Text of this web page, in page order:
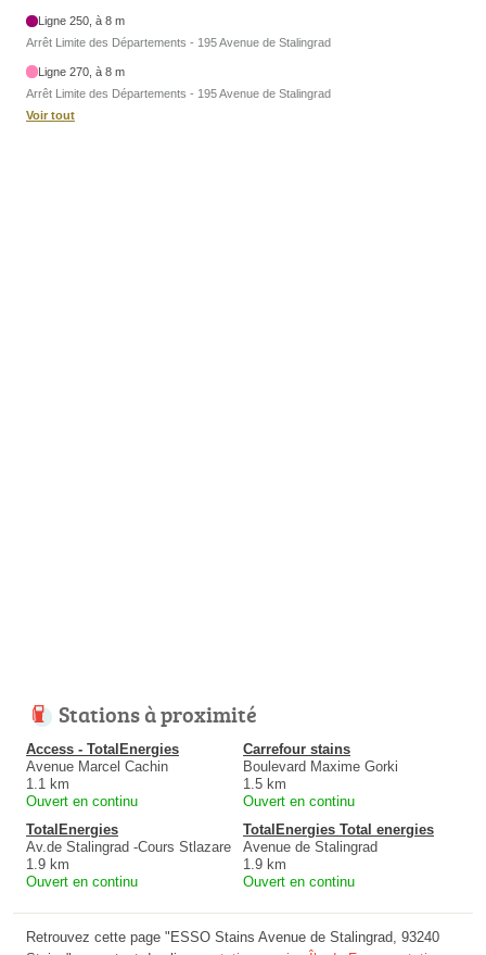
Ligne 250, à 8 m
Arrêt Limite des Départements - 195 Avenue de Stalingrad
Ligne 270, à 8 m
Arrêt Limite des Départements - 195 Avenue de Stalingrad
Voir tout
Stations à proximité
Access - TotalEnergies
Avenue Marcel Cachin
1.1 km
Ouvert en continu
Carrefour stains
Boulevard Maxime Gorki
1.5 km
Ouvert en continu
TotalEnergies
Av.de Stalingrad -Cours Stlazare
1.9 km
Ouvert en continu
TotalEnergies Total energies
Avenue de Stalingrad
1.9 km
Ouvert en continu
Retrouvez cette page "ESSO Stains Avenue de Stalingrad, 93240